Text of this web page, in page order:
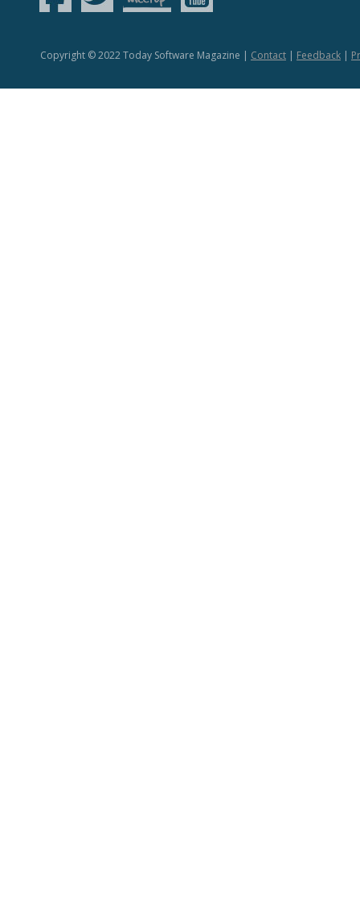
Copyright © 2022 Today Software Magazine | Contact | Feedback |